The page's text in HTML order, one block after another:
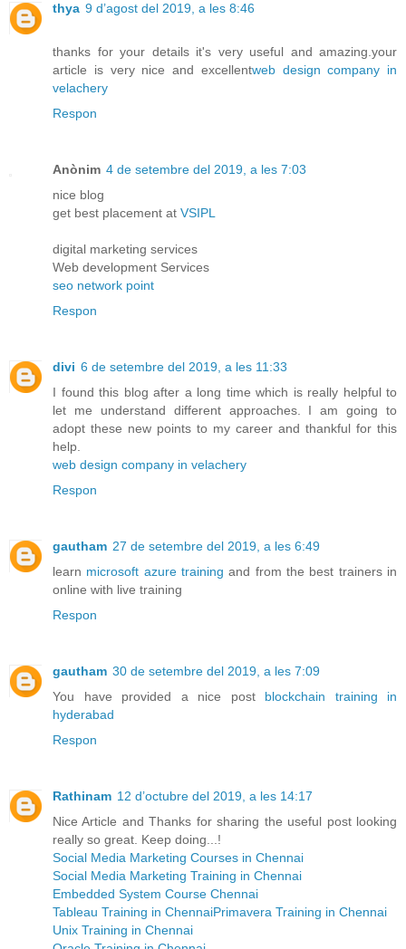
thya 9 d’agost del 2019, a les 8:46
thanks for your details it's very useful and amazing.your
article is very nice and excellentweb design company in
velachery
Respon
Anònim 4 de setembre del 2019, a les 7:03
nice blog
get best placement at VSIPL
digital marketing services
Web development Services
seo network point
Respon
divi 6 de setembre del 2019, a les 11:33
I found this blog after a long time which is really helpful to
let me understand different approaches. I am going to
adopt these new points to my career and thankful for this
help.
web design company in velachery
Respon
gautham 27 de setembre del 2019, a les 6:49
learn microsoft azure training and from the best trainers in
online with live training
Respon
gautham 30 de setembre del 2019, a les 7:09
You have provided a nice post blockchain training in
hyderabad
Respon
Rathinam 12 d’octubre del 2019, a les 14:17
Nice Article and Thanks for sharing the useful post looking
really so great. Keep doing...!
Social Media Marketing Courses in Chennai
Social Media Marketing Training in Chennai
Embedded System Course Chennai
Tableau Training in ChennaiPrimavera Training in Chennai
Unix Training in Chennai